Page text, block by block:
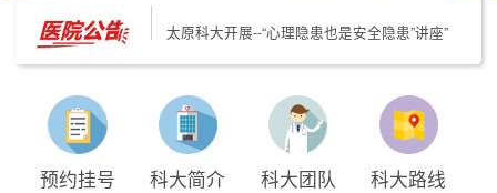
太原科大开展--“心理隐患也是安全隐患”讲座”
太原科大开展心理沙盘团体体验系列公益活动
预约挂号 科大简介 科大团队 科大路线